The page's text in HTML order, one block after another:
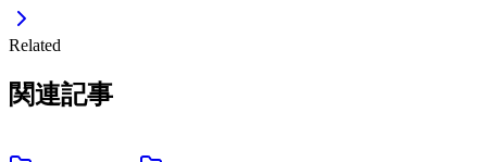
Related
関連記事